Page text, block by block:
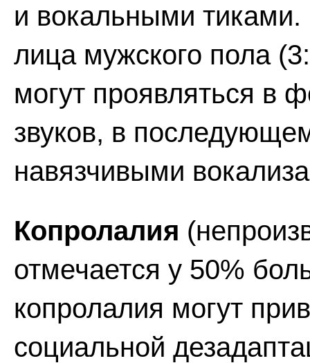
и вокальными
лица мужского пола
могут проявляться
звуков, в
навязчивыми
Копролалия
отмечается у 50%
копролалия могут
социальной